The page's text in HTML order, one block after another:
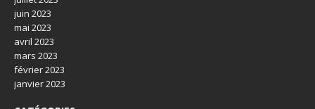
juin 2023
mai 2023
avril 2023
mars 2023
février 2023
janvier 2023